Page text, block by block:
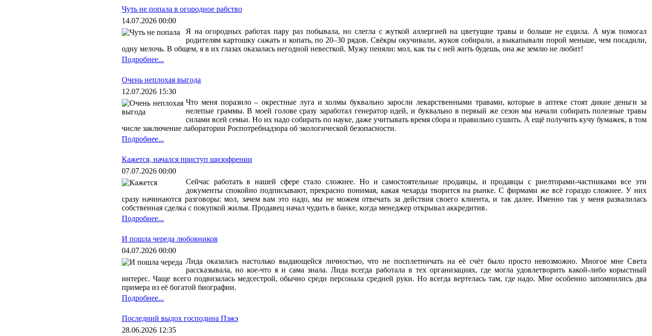
Чуть не попала в огородное рабство
14.07.2026 00:00
Я на огородных работах пару раз побывала, но слегла с жуткой аллергией на цветущие травы и больше не ездила. А муж помогал
родителям картошку сажать и копать, по 20–30 рядов. Свёкры окучивали, жуков собирали, а выкапывали порой меньше, чем посадили,
одну мелочь. В общем, я в их глазах оказалась негодной невесткой. Мужу пеняли: мол, как ты с ней жить будешь, она же землю не любит!
Подробнее...
Очень неплохая выгода
12.07.2026 15:30
Что меня поразило – окрестные луга и холмы буквально заросли лекарственными травами, которые в аптеке стоят дикие деньги за
нелепые граммы. В моей голове сразу заработал генератор идей, и буквально в первый же сезон мы начали собирать полезные травы
силами всей семьи. Но их надо собирать по науке, даже учитывать время сбора и правильно сушить. А ещё получить кучу бумажек, в том
числе заключение лаборатории Роспотребнадзора об экологической безопасности.
Подробнее...
Кажется, начался приступ шизофрении
07.07.2026 00:00
Сейчас работать в нашей сфере стало сложнее. Но и самостоятельные продавцы, и продавцы с риелторами-частниками все эти
документы спокойно подписывают, прекрасно понимая, какая чехарда творится на рынке. С фирмами же всё гораздо сложнее. У них
сразу начинаются разговоры: мол, зачем вам это надо, мы не можем отвечать за действия своего клиента, и так далее. Именно так у меня развалилась
собственная сделка с покупкой жилья. Продавец начал чудить в банке, когда менеджер открывал аккредитив.
Подробнее...
И пошла череда любовников
04.07.2026 00:00
Лида оказалась настолько выдающейся личностью, что не посплетничать на её счёт было просто невозможно. Многое мне Света
рассказывала, но кое-что я и сама знала. Лида всегда работала в тех организациях, где могла удовлетворить какой-либо корыстный
интерес. Чаще всего подвизалась медсестрой, обычно среди персонала средней руки. Но всегда вертелась там, где надо. Мне особенно запомнились два
примера из её богатой биографии.
Подробнее...
Последний выдох господина Пэжэ
28.06.2026 12:35